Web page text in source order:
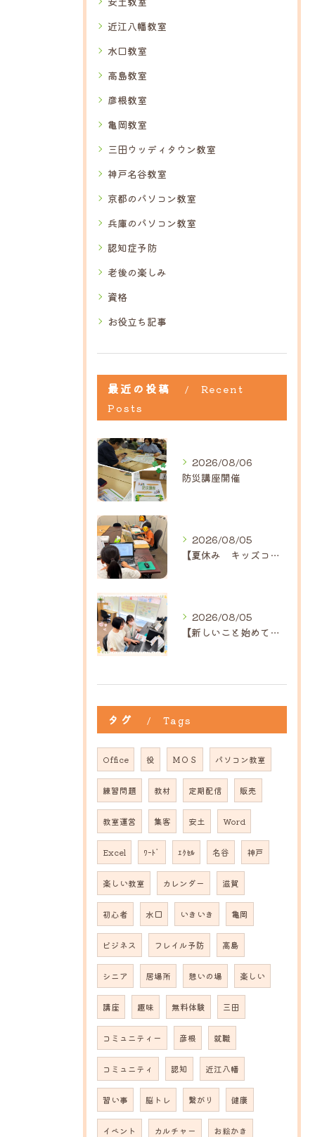
近江八幡教室
水口教室
高島教室
彦根教室
亀岡教室
三田ウッディタウン教室
神戸名谷教室
京都のパソコン教室
兵庫のパソコン教室
認知症予防
老後の楽しみ
資格
お役立ち記事
最近の投稿
Recent
Posts
2026/08/06
防災講座開催
2026/08/05
【夏休み キッズコース】｜ひだまり近江八幡教室
2026/08/05
【新しいこと始めてみませんか？】ひだまり高島教室
タグ Tags
Office 役 ＭＯＳ パソコン教室
練習問題 教材 定期配信 販売
教室運営 集客 安土 Word
Excel ﾜｰﾄﾞ ｴｸｾﾙ 名谷 神戸
楽しい教室 カレンダー 滋賀
初心者 水口 いきいき 亀岡
ビジネス フレイル予防 高島
シニア 居場所 憩いの場 楽しい
講座 趣味 無料体験 三田
コミュニティー 彦根 就職
コミュニティ 認知 近江八幡
習い事 脳トレ 繋がり 健康
イベント カルチャー お絵かき